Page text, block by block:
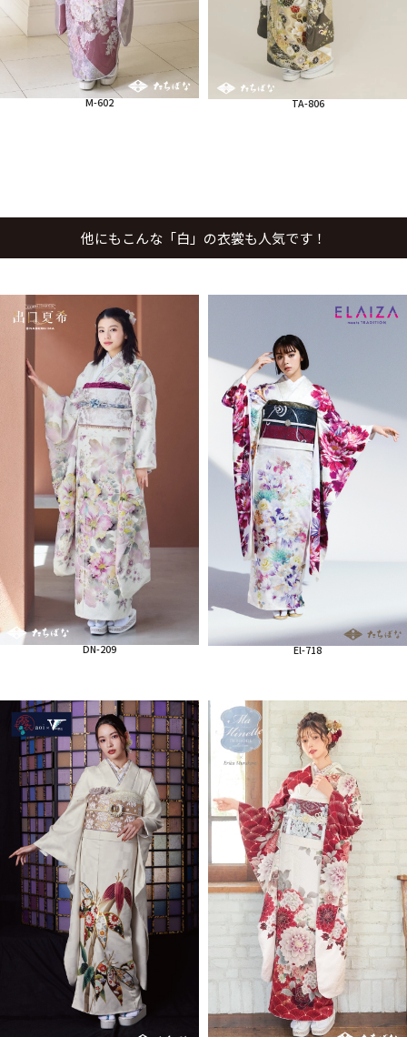
M-602 TA-806
他にもこんな「白」の衣裳も人気です！
DN-209 El-718